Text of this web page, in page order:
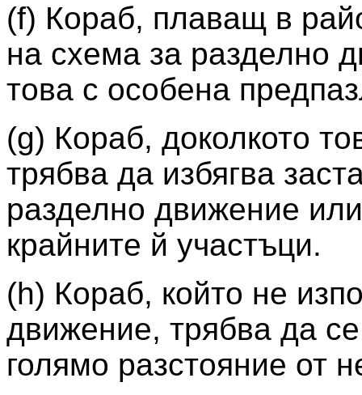
(f) Кораб, плаващ в
на схема за разделно
това с особена
(g) Кораб, доколкото
трябва да избягва
разделно движение
крайните й участъци.
(h) Кораб, който не
движение, трябва да
голямо разстояние от